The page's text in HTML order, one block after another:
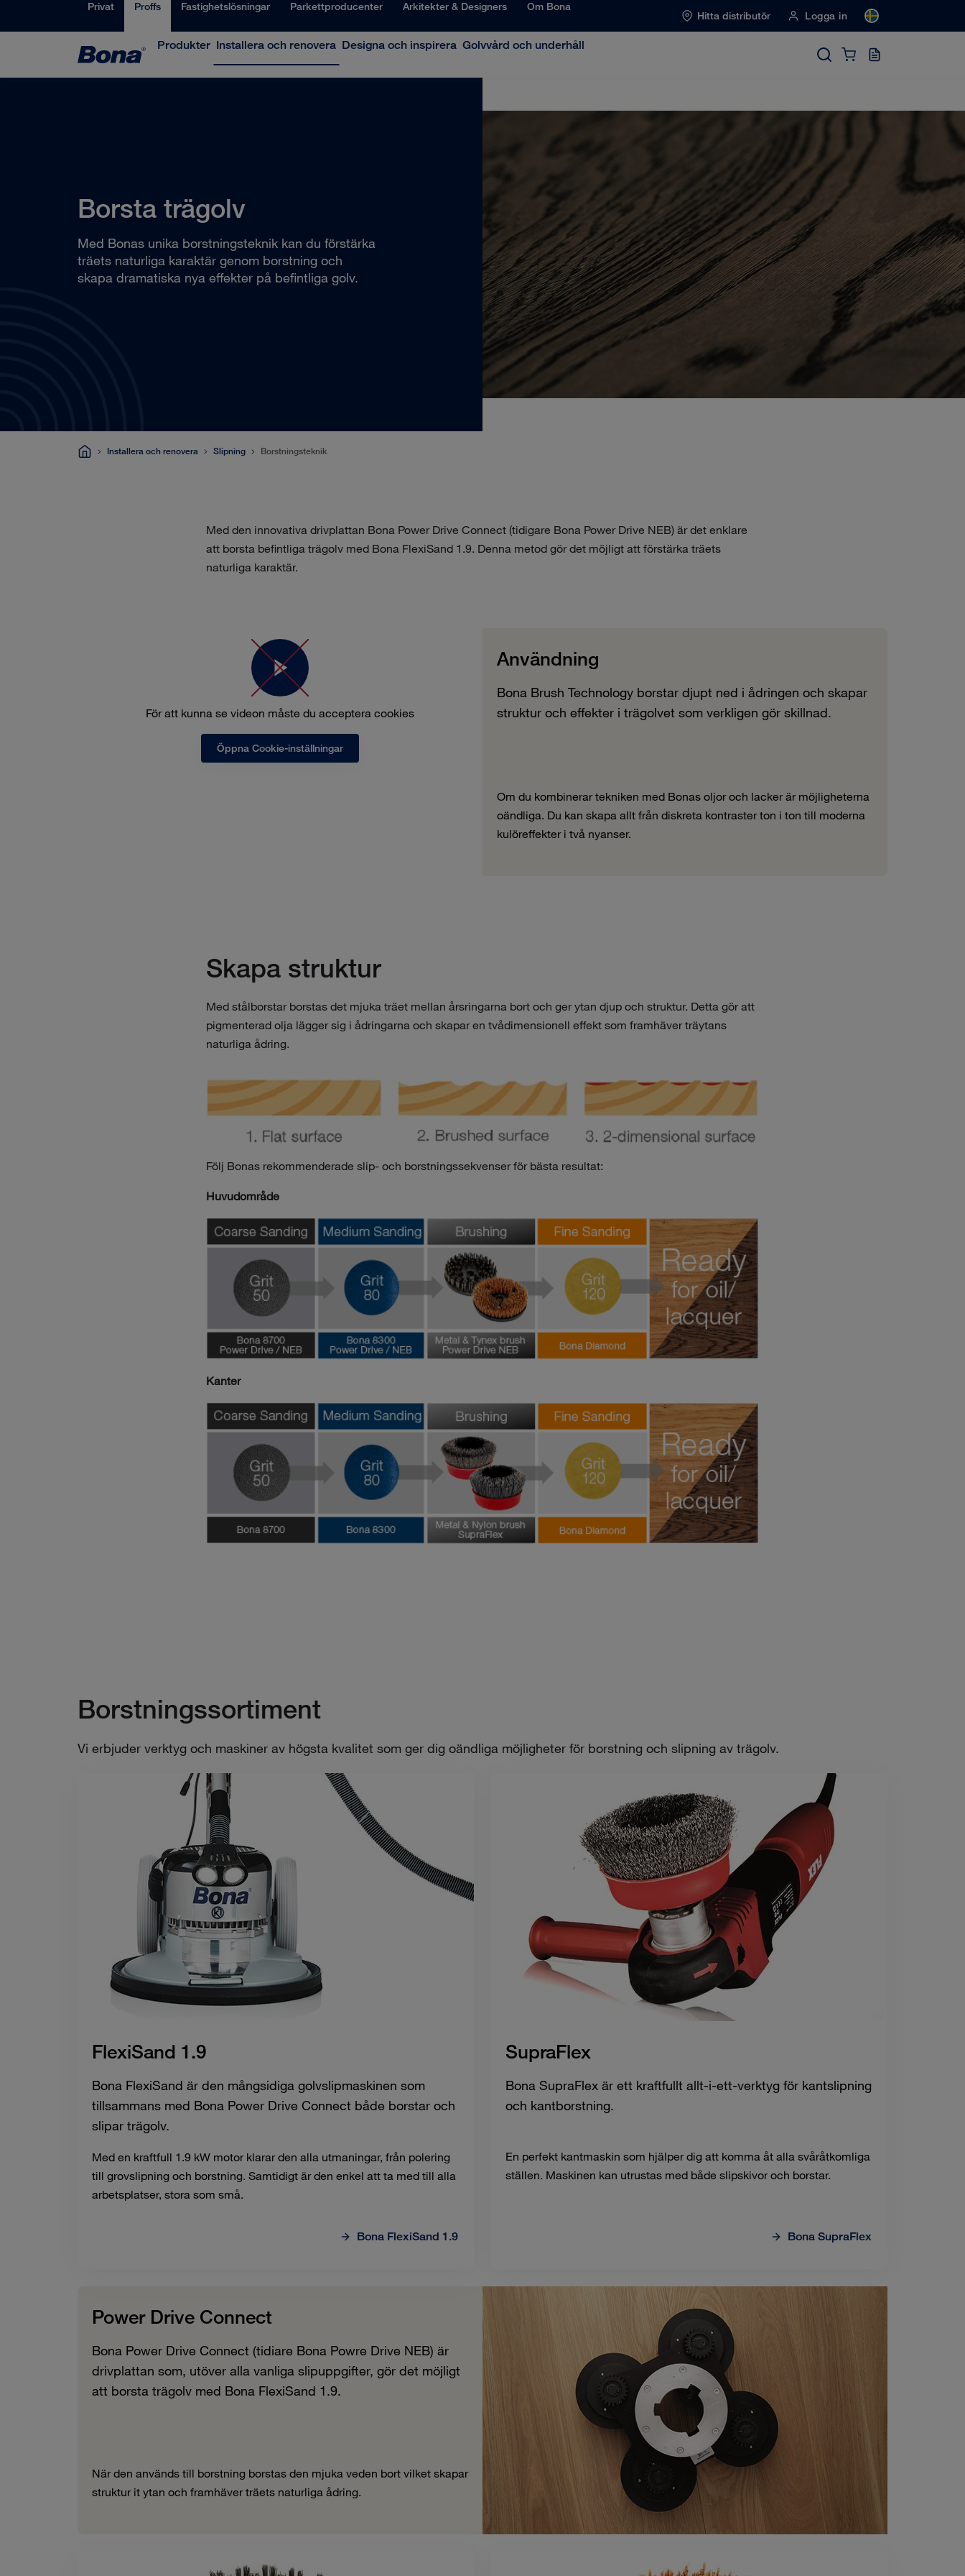
Privat Proffs Fastighetslösningar Parkettproducenter Arkitekter & Designers Om Bona
Hitta distributör Logga in
Produkter Installera och renovera Designa och inspirera Golvvård och underhåll
Borsta trägolv
Med Bonas unika borstningsteknik kan du förstärka
träets naturliga karaktär genom borstning och
skapa dramatiska nya effekter på befintliga golv.
Installera och renovera Slipning Borstningsteknik
Med den innovativa drivplattan Bona Power Drive Connect (tidigare Bona Power Drive NEB) är det enklare
att borsta befintliga trägolv med Bona FlexiSand 1.9. Denna metod gör det möjligt att förstärka träets
naturliga karaktär.
För att kunna se videon måste du acceptera cookies
Öppna Cookie-inställningar
Användning
Bona Brush Technology borstar djupt ned i ådringen och skapar
struktur och effekter i trägolvet som verkligen gör skillnad.
Om du kombinerar tekniken med Bonas oljor och lacker är möjligheterna
oändliga. Du kan skapa allt från diskreta kontraster ton i ton till moderna
kulöreffekter i två nyanser.
Skapa struktur
Med stålborstar borstas det mjuka träet mellan årsringarna bort och ger ytan djup och struktur. Detta gör att
pigmenterad olja lägger sig i ådringarna och skapar en tvådimensionell effekt som framhäver träytans
naturliga ådring.
Följ Bonas rekommenderade slip- och borstningssekvenser för bästa resultat:
Huvudområde
Kanter
Borstningssortiment
Vi erbjuder verktyg och maskiner av högsta kvalitet som ger dig oändliga möjligheter för borstning och slipning av trägolv.
FlexiSand 1.9
Bona FlexiSand är den mångsidiga golvslipmaskinen som
tillsammans med Bona Power Drive Connect både borstar och
slipar trägolv.
Med en kraftfull 1.9 kW motor klarar den alla utmaningar, från polering
till grovslipning och borstning. Samtidigt är den enkel att ta med till alla
arbetsplatser, stora som små.
Bona FlexiSand 1.9
SupraFlex
Bona SupraFlex är ett kraftfullt allt-i-ett-verktyg för kantslipning
och kantborstning.
En perfekt kantmaskin som hjälper dig att komma åt alla svåråtkomliga
ställen. Maskinen kan utrustas med både slipskivor och borstar.
Bona SupraFlex
Power Drive Connect
Bona Power Drive Connect (tidiare Bona Powre Drive NEB) är
drivplattan som, utöver alla vanliga slipuppgifter, gör det möjligt
att borsta trägolv med Bona FlexiSand 1.9.
När den används till borstning borstas den mjuka veden bort vilket skapar
struktur it ytan och framhäver träets naturliga ådring.